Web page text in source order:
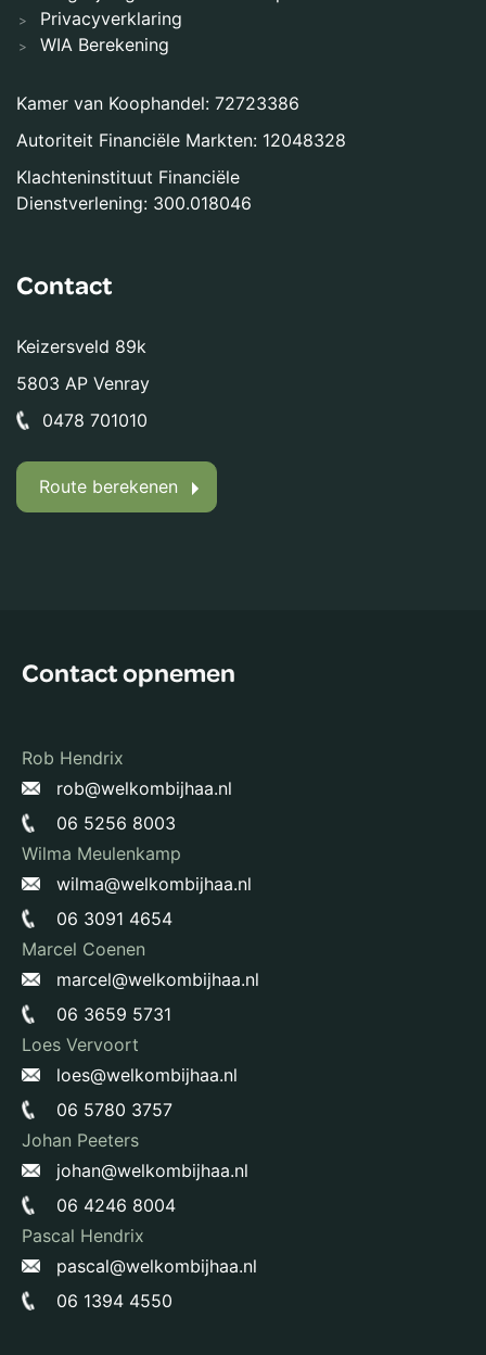
Privacyverklaring
WIA Berekening
Kamer van Koophandel: 72723386
Autoriteit Financiële Markten: 12048328
Klachteninstituut Financiële
Dienstverlening: 300.018046
Contact
Keizersveld 89k
5803 AP Venray
0478 701010
Route berekenen
Contact opnemen
Rob Hendrix
rob@welkombijhaa.nl
06 5256 8003
Wilma Meulenkamp
wilma@welkombijhaa.nl
06 3091 4654
Marcel Coenen
marcel@welkombijhaa.nl
06 3659 5731
Loes Vervoort
loes@welkombijhaa.nl
06 5780 3757
Johan Peeters
johan@welkombijhaa.nl
06 4246 8004
Pascal Hendrix
pascal@welkombijhaa.nl
06 1394 4550